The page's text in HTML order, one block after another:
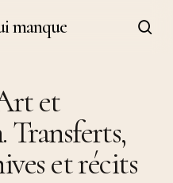
manque
et
et récits